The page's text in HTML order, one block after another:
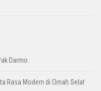
Darmo
Rasa Modern di Omah Selat